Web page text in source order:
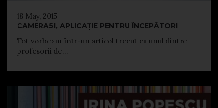
18 May, 2015
CAMERA51, APLICAȚIE PENTRU ÎNCEPĂTORI
Tot vorbeam într-un articol trecut cu unul dintre
profesorii de...